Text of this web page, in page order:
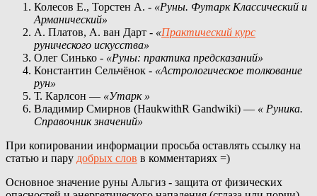
Колесов Е., Торстен А. - «Руны. Футарк Классический и
Арманический»
А. Платов, А. ван Дарт - «Практический курс
рунического искусства»
Олег Синько - «Руны: практика предсказаний»
Константин Сельчёнок - «Астрологическое толкование
рун»
Т. Карлсон — «Утарк »
Владимир Смирнов (HaukwithR Gandwiki) — « Руника.
Справочник значений»
При копировании информации просьба оставлять ссылку на
статью и пару добрых слов в комментариях =)
Основное значение руны Альгиз - защита от физических